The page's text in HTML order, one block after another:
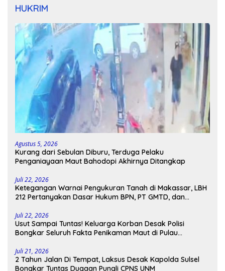
HUKRIM
Agustus 5, 2026
Kurang dari Sebulan Diburu, Terduga Pelaku
Penganiayaan Maut Bahodopi Akhirnya Ditangkap
Juli 22, 2026
Ketegangan Warnai Pengukuran Tanah di Makassar, LBH
212 Pertanyakan Dasar Hukum BPN, PT GMTD, dan
Juli 22, 2026
Usut Sampai Tuntas! Keluarga Korban Desak Polisi
Bongkar Seluruh Fakta Penikaman Maut di Pulau
Juli 21, 2026
2 Tahun Jalan Di Tempat, Laksus Desak Kapolda Sulsel
Bongkar Tuntas Dugaan Pungli CPNS UNM